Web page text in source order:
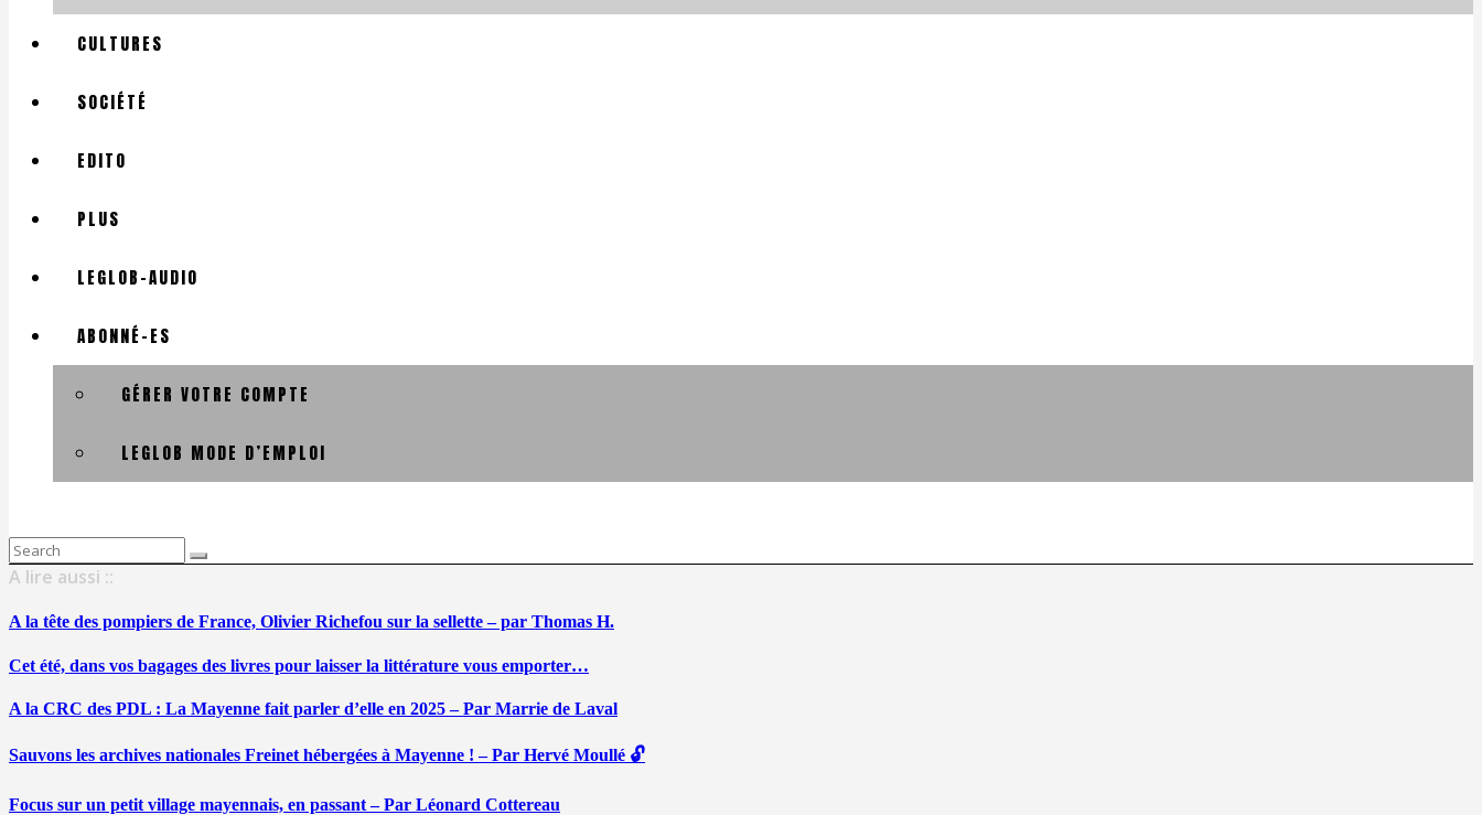
CULTURES
SOCIÉTÉ
EDITO
PLUS
LEGLOB-AUDIO
ABONNÉ-ES
GÉRER VOTRE COMPTE
LEGLOB MODE D’EMPLOI
Search
for:
A lire aussi ::
A la tête des pompiers de France, Olivier Richefou sur la sellette – par Thomas H.
Cet été, dans vos bagages des livres pour laisser la littérature vous emporter…
A la CRC des PDL : La Mayenne fait parler d’elle en 2025 – Par Marrie de Laval
Sauvons les archives nationales Freinet hébergées à Mayenne ! – Par Hervé Moullé 🔓
Focus sur un petit village mayennais, en passant – Par Léonard Cottereau